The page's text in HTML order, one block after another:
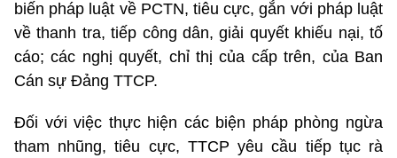
biến pháp luật về PCTN, tiêu cực, gắn với pháp luật
về thanh tra, tiếp công dân, giải quyết khiếu nại, tố
cáo; các nghị quyết, chỉ thị của cấp trên, của Ban
Cán sự Đảng TTCP.
Đối với việc thực hiện các biện pháp phòng ngừa
tham nhũng, tiêu cực, TTCP yêu cầu tiếp tục rà